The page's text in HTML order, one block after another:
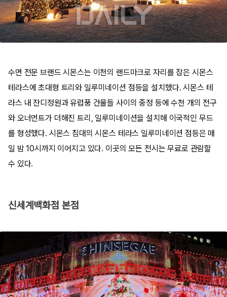
수면 전문 브랜드 시몬스는 이천의 랜드마크로 자리를 잡은 시몬스
테라스에 초대형 트리와 일루미네이션 점등을 설치했다. 시몬스 테
라스 내 잔디정원과 유럽풍 건물들 사이의 중정 등에 수천 개의 전구
와 오너먼트가 더해진 트리, 일루미네이션을 설치해 이국적인 무드
를 형성했다. 시몬스 침대의 시몬스 테라스 일루미네이션 점등은 매
일 밤 10시까지 이어지고 있다. 이곳의 모든 전시는 무료로 관람할
수 있다.
​신세계백화점 본점